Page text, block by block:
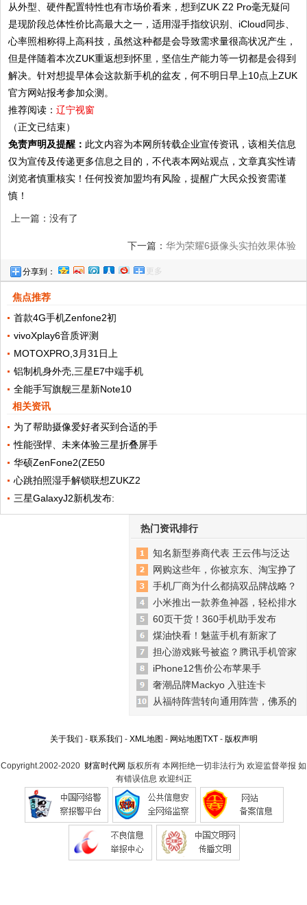
从外型、硬件配置特性也有市场价看来，想到ZUK Z2 Pro毫无疑问
是现阶段总体性价比高最大之一，适用湿手指纹识别、iCloud同歩、
心率照相称得上高科技，虽然这种都是会导致需求量很高状况产生，
但是伴随着本次ZUK重返想到怀里，坚信生产能力等一切都是会得到
解决。针对想提早体会这款新手机的盆友，何不明日早上10点上ZUK
官方网站报考参加众测。
推荐阅读：辽宁视窗
（正文已结束）
免责声明及提醒： 此文内容为本网所转载企业宣传资讯，该相关信息
仅为宣传及传递更多信息之目的，不代表本网站观点，文章真实性请
浏览者慎重核实！任何投资加盟均有风险，提醒广大民众投资需谨
慎！
上一篇：没有了
下一篇： 华为荣耀6摄像头实拍效果体验
分享到： 更多
焦点推荐
首款4G手机Zenfone2初
vivoXplay6音质评测
MOTOXPRO,3月31日上
铝制机身外壳,三星E7中端手机
全能手写旗舰三星新Note10
相关资讯
为了帮助摄像爱好者买到合适的手
性能强悍、未来体验三星折叠屏手
华硕ZenFone2(ZE50
心跳拍照湿手解锁联想ZUKZ2
三星GalaxyJ2新机发布:
热门资讯排行
知名新型券商代表 王云伟与泛达
网购这些年，你被京东、淘宝挣了
手机厂商为什么都搞双品牌战略？
小米推出一款养鱼神器，轻松排水
60页干货！360手机助手发布
煤油快看！魅蓝手机有新家了
担心游戏账号被盗？腾讯手机管家
iPhone12售价公布苹果手
奢潮品牌Mackyo 入驻连卡
从福特阵营转向通用阵营，佛系的
关于我们 - 联系我们 - XML地图 - 网站地图TXT- 版权声明
Copyright.2002-2020 财富时代网 版权所有 本网拒绝一切非法行为 欢迎监督举报 如
有错误信息 欢迎纠正